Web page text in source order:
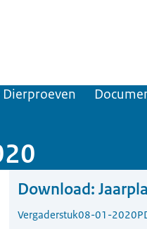
Download:
Vergaderstuk08-01-2020